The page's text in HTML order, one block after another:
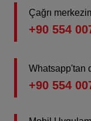
Çağrı
+90 554
Whatsapp'tan
+90 554